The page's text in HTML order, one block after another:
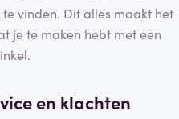
vinden. Dit alles maakt het
je te maken hebt met een
en klachten